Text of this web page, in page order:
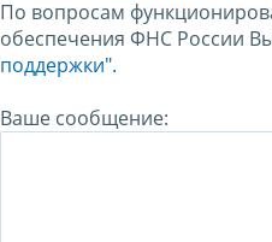
По вопросам
обеспечения ФНС России
поддержки".
Ваше сообщение: